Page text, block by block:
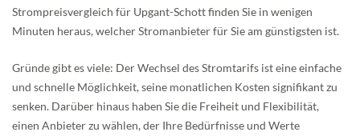
Strompreisvergleich für Upgant-Schott finden Sie in wenigen
Minuten heraus, welcher Stromanbieter für Sie am günstigsten ist.
Gründe gibt es viele: Der Wechsel des Stromtarifs ist eine einfache
und schnelle Möglichkeit, seine monatlichen Kosten signifikant zu
senken. Darüber hinaus haben Sie die Freiheit und Flexibilität,
einen Anbieter zu wählen, der Ihre Bedürfnisse und Werte